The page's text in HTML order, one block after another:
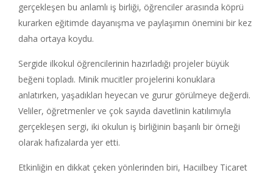
gerçekleşen bu anlamlı iş birliği, öğrenciler arasında köprü
kurarken eğitimde dayanışma ve paylaşımın önemini bir kez
daha ortaya koydu.
Sergide ilkokul öğrencilerinin hazırladığı projeler büyük
beğeni topladı. Minik mucitler projelerini konuklara
anlatırken, yaşadıkları heyecan ve gurur görülmeye değerdi.
Veliler, öğretmenler ve çok sayıda davetlinin katılımıyla
gerçekleşen sergi, iki okulun iş birliğinin başarılı bir örneği
olarak hafızalarda yer etti.
Etkinliğin en dikkat çeken yönlerinden biri, Hacıilbey Ticaret